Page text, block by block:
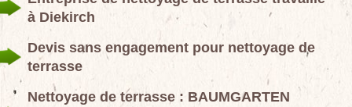
à Diekirch
Devis sans engagement pour nettoyage de
terrasse
Nettoyage de terrasse : BAUMGARTEN